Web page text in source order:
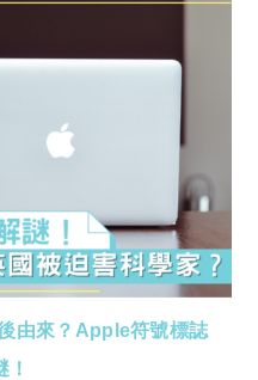
由來？Apple符號標誌
！